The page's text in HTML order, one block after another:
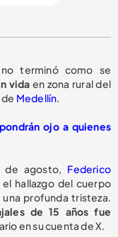
no terminó como se
vida en zona rural del
Medellín.
ojo a quienes
de agosto, Federico
hallazgo del cuerpo
una profunda tristeza.
de 15 años fue
en su cuenta de X.